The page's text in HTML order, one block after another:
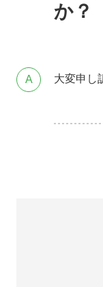
か？
A 大変申し